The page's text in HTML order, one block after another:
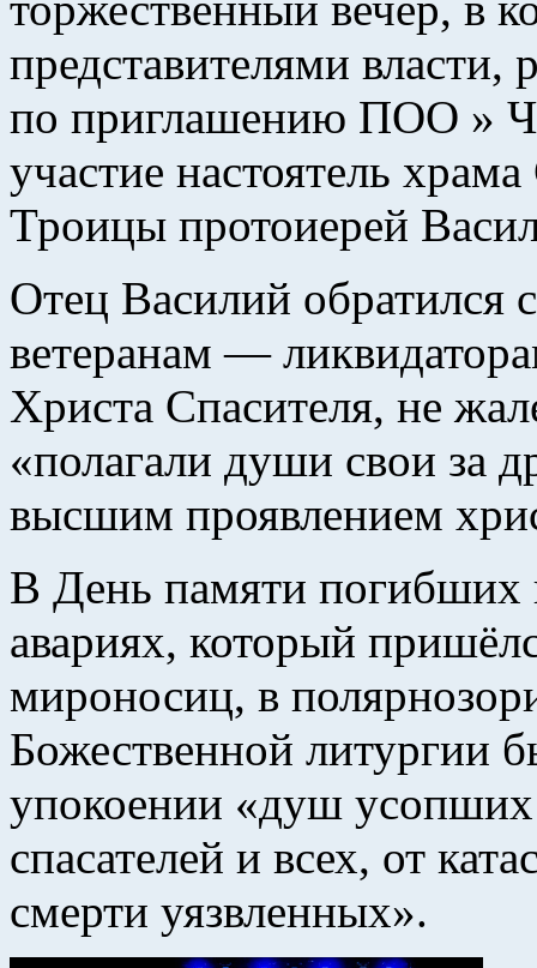
представителями
по приглашению ПОО »
участие настоятель
Троицы протоиерей
Отец Василий обратился
ветеранам —
Христа Спасителя, не
«полагали души свои за
высшим проявлением
В День памяти погибших
авариях, который
мироносиц, в
Божественной литургии
упокоении «душ
спасателей и всех, от
смерти уязвленных».